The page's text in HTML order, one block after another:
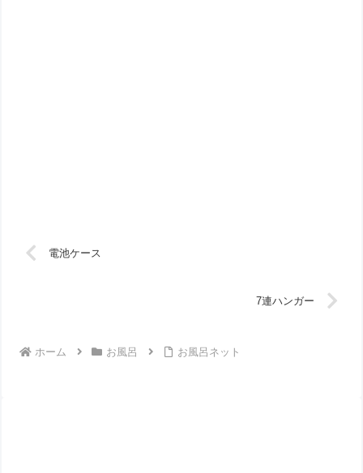
電池ケース
7連ハンガー
ホーム お風呂 お風呂ネット